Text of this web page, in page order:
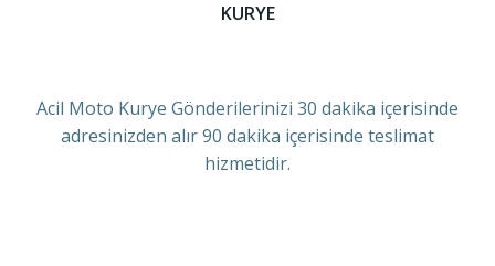
KURYE
Acil Moto Kurye Gönderilerinizi 30 dakika içerisinde
adresinizden alır 90 dakika içerisinde teslimat
hizmetidir.